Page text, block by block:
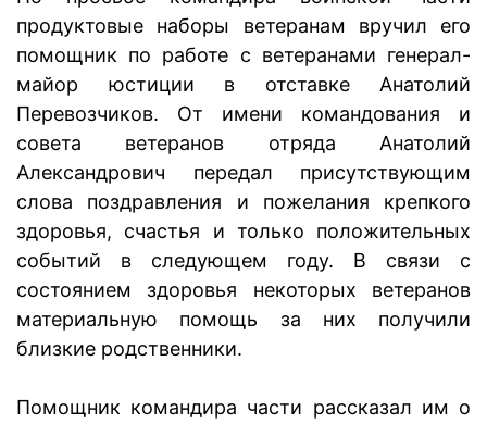
продуктовые наборы ветеранам вручил его
помощник по работе с ветеранами генерал-
майор юстиции в отставке Анатолий
Перевозчиков. От имени командования и
совета ветеранов отряда Анатолий
Александрович передал присутствующим
слова поздравления и пожелания крепкого
здоровья, счастья и только положительных
событий в следующем году. В связи с
состоянием здоровья некоторых ветеранов
материальную помощь за них получили
близкие родственники.
Помощник командира части рассказал им о